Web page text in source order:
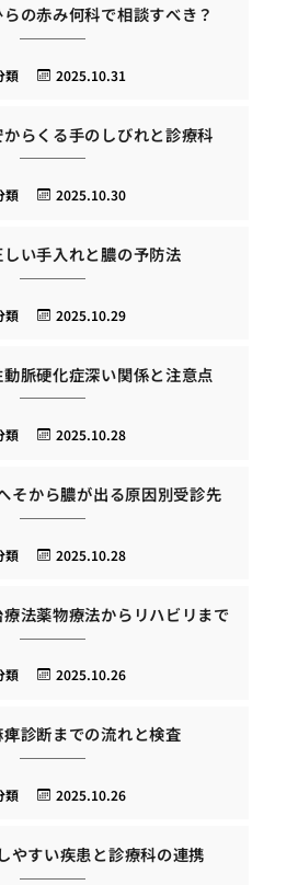
の赤み何科で相談すべき？
2025.10.31
類
らくる手のしびれと診療科
2025.10.30
類
い手入れと膿の予防法
2025.10.29
類
脈硬化症深い関係と注意点
2025.10.28
類
そから膿が出る原因別受診先
2025.10.28
類
法薬物療法からリハビリまで
2025.10.26
類
診断までの流れと検査
2025.10.26
類
やすい疾患と診療科の連携